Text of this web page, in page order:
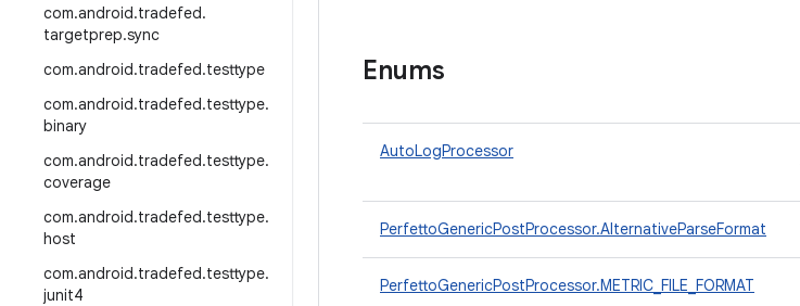
com.android.tradefed.
targetprep.sync
com.android.tradefed.testtype
com.android.tradefed.testtype.
binary
com.android.tradefed.testtype.
coverage
com.android.tradefed.testtype.
host
com.android.tradefed.testtype.
junit4
Enums
AutoLogProcessor
PerfettoGenericPostProcessor.AlternativeParseFormat
PerfettoGenericPostProcessor.METRIC_FILE_FORMAT